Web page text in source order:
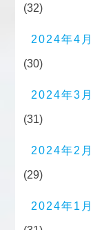
(32)
2024年4月
(30)
2024年3月
(31)
2024年2月
(29)
2024年1月